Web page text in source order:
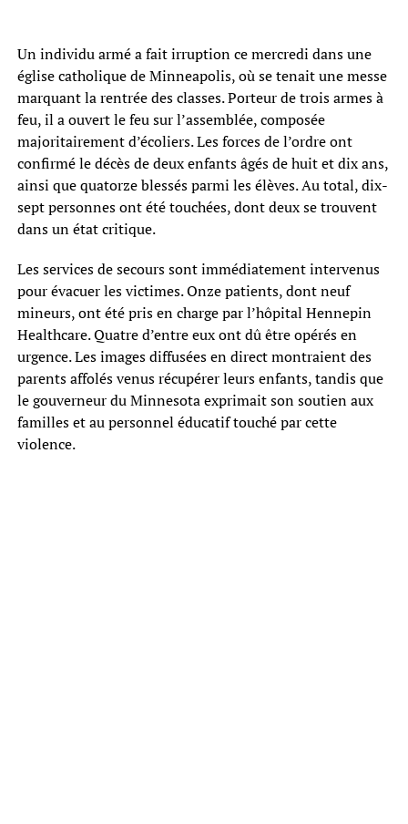
Un individu armé a fait irruption ce mercredi dans une
église catholique de Minneapolis, où se tenait une messe
marquant la rentrée des classes. Porteur de trois armes à
feu, il a ouvert le feu sur l’assemblée, composée
majoritairement d’écoliers. Les forces de l’ordre ont
confirmé le décès de deux enfants âgés de huit et dix ans,
ainsi que quatorze blessés parmi les élèves. Au total, dix-
sept personnes ont été touchées, dont deux se trouvent
dans un état critique.
Les services de secours sont immédiatement intervenus
pour évacuer les victimes. Onze patients, dont neuf
mineurs, ont été pris en charge par l’hôpital Hennepin
Healthcare. Quatre d’entre eux ont dû être opérés en
urgence. Les images diffusées en direct montraient des
parents affolés venus récupérer leurs enfants, tandis que
le gouverneur du Minnesota exprimait son soutien aux
familles et au personnel éducatif touché par cette
violence.